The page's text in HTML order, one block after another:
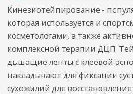
Кинезиотейпирование -
которая используется и
косметологами, а также
комплексной терапии ДЦП.
дышащие ленты с клеевой
накладывают для фиксации
сухожилий для